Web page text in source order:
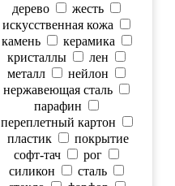
дерево
жесть
искусственная кожа
камень
керамика
кристаллы
лен
металл
нейлон
нержавеющая сталь
парафин
переплетный картон
пластик
покрытие
софт-тач
рог
силикон
сталь